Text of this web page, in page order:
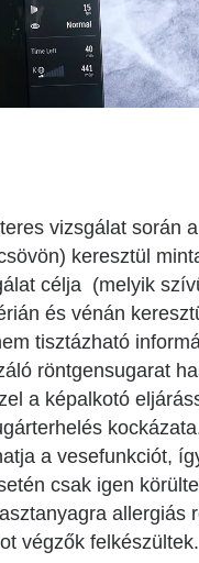
Háziorvosi
vármegyére
Patika ügyeleti
Nemzeti
Anyaszállás/
a Gyermekszív
Betegtájékoztatók
atlasza
vizsgálat során
keresztül
célja (melyik
és vénán
tisztázható
röntgensugarat
a képalkotó
a vesefunkciót,
csak igen
allergiás
végzők felkészültek.